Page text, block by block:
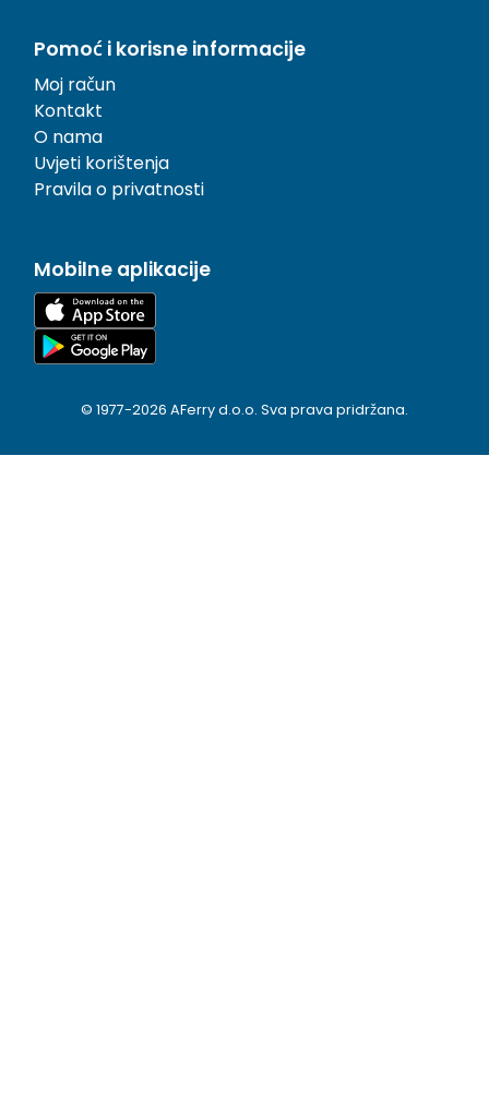
Pomoć i korisne informacije
Moj račun
Kontakt
O nama
Uvjeti korištenja
Pravila o privatnosti
Mobilne aplikacije
© 1977-2026 AFerry d.o.o. Sva prava pridržana.